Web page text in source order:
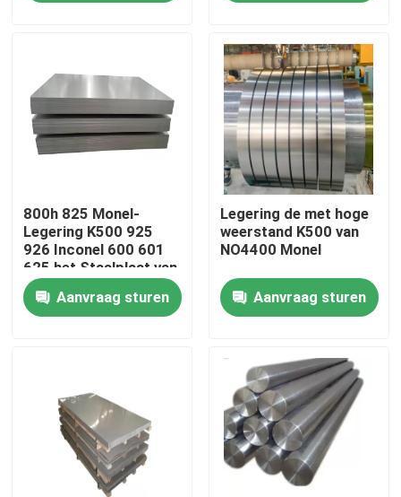
Ongeveer ons
Fabrieksreis
Contacteer ons
Inconel 600 Materiaal
Incoloy 800-materiaal
Inconel 718 Materiaal
800h 825 Monel-
Legering K500 925
926 Inconel 600 601
625 het Staalplaat van
de 718 Nikkellegering
Aanvraag sturen
Legering de met hoge
weerstand K500 van
NO4400 Monel
Aanvraag sturen